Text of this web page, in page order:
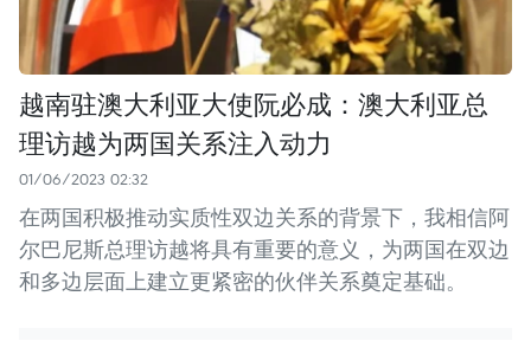
越南驻澳大利亚大使阮必成：澳大利亚总
理访越为两国关系注入动力
01/06/2023 02:32
在两国积极推动实质性双边关系的背景下，我相信阿
尔巴尼斯总理访越将具有重要的意义，为两国在双边
和多边层面上建立更紧密的伙伴关系奠定基础。